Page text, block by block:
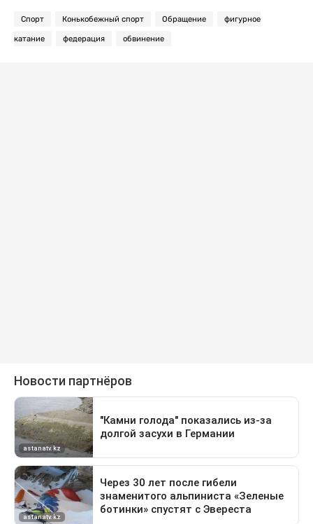
Спорт Конькобежный спорт Обращение фигурное
катание федерация обвинение